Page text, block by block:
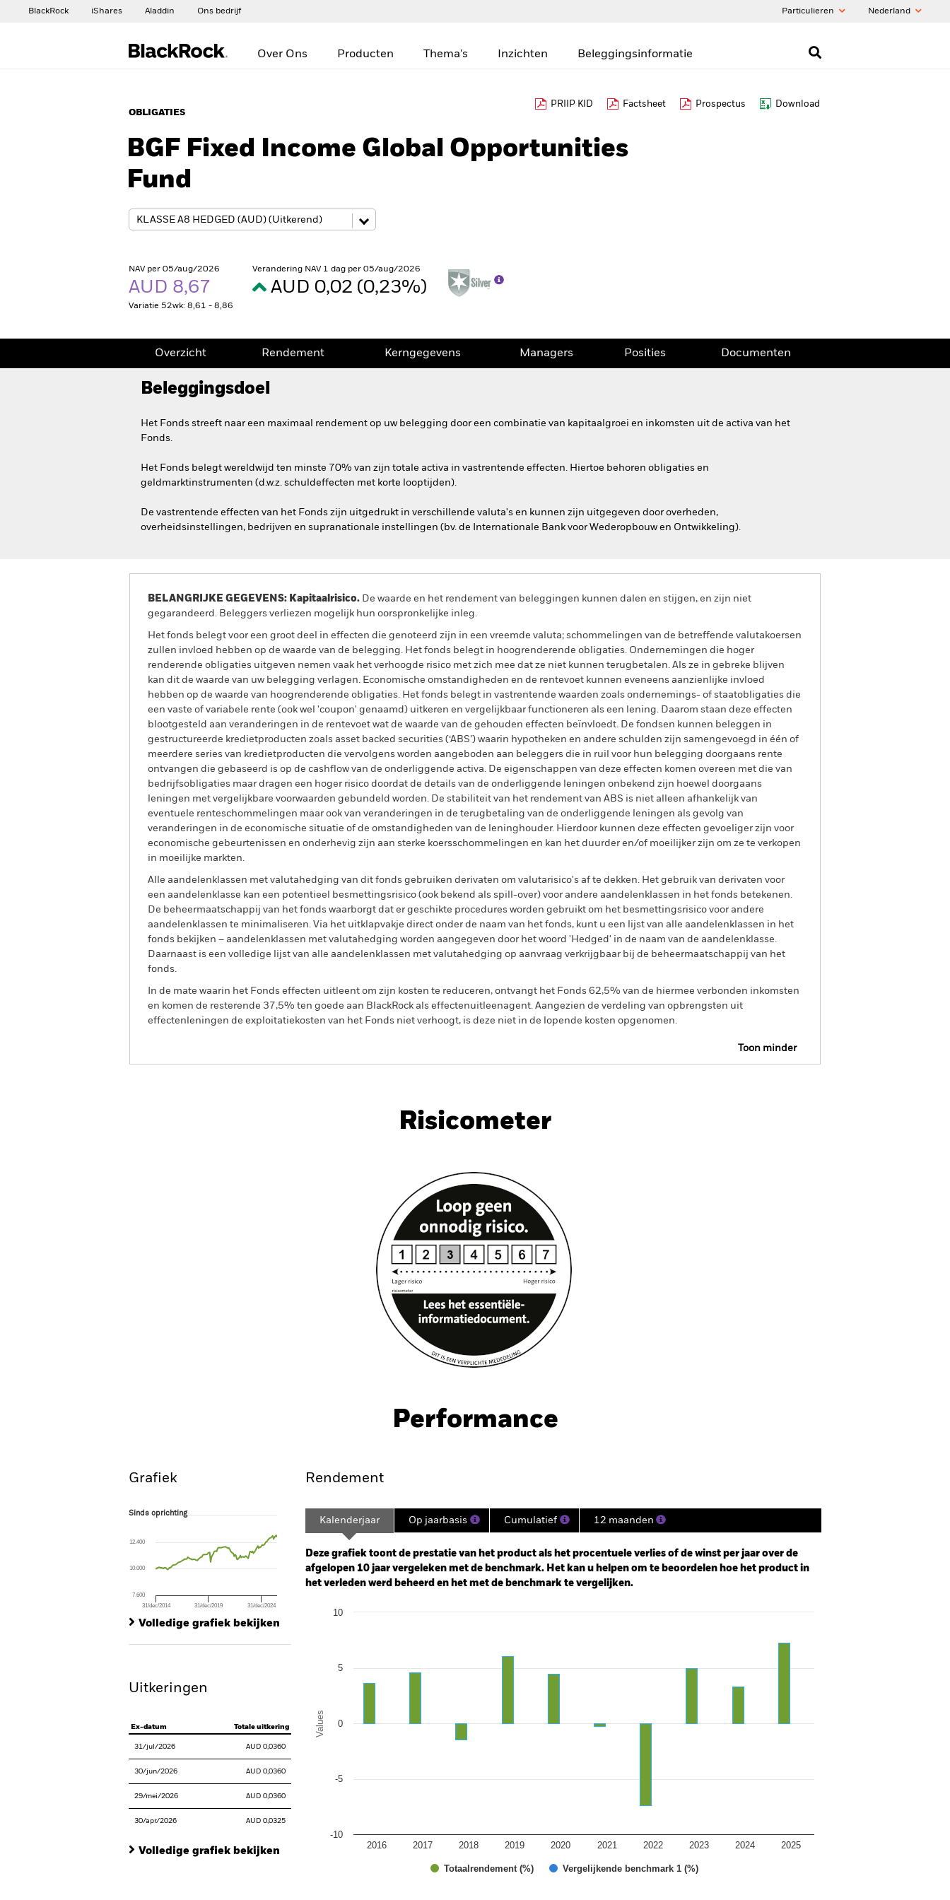
BlackRock iShares Aladdin Ons bedrijf Particulieren Nederland
Over Ons Producten Thema's Inzichten Beleggingsinformatie
OBLIGATIES
PRIIP KID Factsheet Prospectus Download
BGF Fixed Income Global Opportunities
Fund
NAV per 05/aug/2026
AUD 8,67
Variatie 52wk: 8,61 - 8,86
Verandering NAV 1 dag per 05/aug/2026
AUD 0,02 (0,23%)
Overzicht Rendement Kerngegevens Managers Posities Documenten
Beleggingsdoel
Het Fonds streeft naar een maximaal rendement op uw belegging door een combinatie van kapitaalgroei en inkomsten uit de activa van het
Fonds.
Het Fonds belegt wereldwijd ten minste 70% van zijn totale activa in vastrentende effecten. Hiertoe behoren obligaties en
geldmarktinstrumenten (d.w.z. schuldeffecten met korte looptijden).
De vastrentende effecten van het Fonds zijn uitgedrukt in verschillende valuta's en kunnen zijn uitgegeven door overheden,
overheidsinstellingen, bedrijven en supranationale instellingen (bv. de Internationale Bank voor Wederopbouw en Ontwikkeling).
BELANGRIJKE GEGEVENS: Kapitaalrisico. De waarde en het rendement van beleggingen kunnen dalen en stijgen, en zijn niet
gegarandeerd. Beleggers verliezen mogelijk hun oorspronkelijke inleg.
Het fonds belegt voor een groot deel in effecten die genoteerd zijn in een vreemde valuta; schommelingen van de betreffende valutakoersen
zullen invloed hebben op de waarde van de belegging. Het fonds belegt in hoogrenderende obligaties. Ondernemingen die hoger
renderende obligaties uitgeven nemen vaak het verhoogde risico met zich mee dat ze niet kunnen terugbetalen. Als ze in gebreke blijven
kan dit de waarde van uw belegging verlagen. Economische omstandigheden en de rentevoet kunnen eveneens aanzienlijke invloed
hebben op de waarde van hoogrenderende obligaties. Het fonds belegt in vastrentende waarden zoals ondernemings- of staatobligaties die
een vaste of variabele rente (ook wel 'coupon' genaamd) uitkeren en vergelijkbaar functioneren als een lening. Daarom staan deze effecten
blootgesteld aan veranderingen in de rentevoet wat de waarde van de gehouden effecten beïnvloedt. De fondsen kunnen beleggen in
gestructureerde kredietproducten zoals asset backed securities (‘ABS’) waarin hypotheken en andere schulden zijn samengevoegd in één of
meerdere series van kredietproducten die vervolgens worden aangeboden aan beleggers die in ruil voor hun belegging doorgaans rente
ontvangen die gebaseerd is op de cashflow van de onderliggende activa. De eigenschappen van deze effecten komen overeen met die van
bedrijfsobligaties maar dragen een hoger risico doordat de details van de onderliggende leningen onbekend zijn hoewel doorgaans
leningen met vergelijkbare voorwaarden gebundeld worden. De stabiliteit van het rendement van ABS is niet alleen afhankelijk van
eventuele renteschommelingen maar ook van veranderingen in de terugbetaling van de onderliggende leningen als gevolg van
veranderingen in de economische situatie of de omstandigheden van de leninghouder. Hierdoor kunnen deze effecten gevoeliger zijn voor
economische gebeurtenissen en onderhevig zijn aan sterke koersschommelingen en kan het duurder en/of moeilijker zijn om ze te verkopen
in moeilijke markten.
Alle aandelenklassen met valutahedging van dit fonds gebruiken derivaten om valutarisico's af te dekken. Het gebruik van derivaten voor
een aandelenklasse kan een potentieel besmettingsrisico (ook bekend als spill-over) voor andere aandelenklassen in het fonds betekenen.
De beheermaatschappij van het fonds waarborgt dat er geschikte procedures worden gebruikt om het besmettingsrisico voor andere
aandelenklassen te minimaliseren. Via het uitklapvakje direct onder de naam van het fonds, kunt u een lijst van alle aandelenklassen in het
fonds bekijken – aandelenklassen met valutahedging worden aangegeven door het woord 'Hedged' in de naam van de aandelenklasse.
Daarnaast is een volledige lijst van alle aandelenklassen met valutahedging op aanvraag verkrijgbaar bij de beheermaatschappij van het
fonds.
In de mate waarin het Fonds effecten uitleent om zijn kosten te reduceren, ontvangt het Fonds 62,5% van de hiermee verbonden inkomsten
en komen de resterende 37,5% ten goede aan BlackRock als effectenuitleenagent. Aangezien de verdeling van opbrengsten uit
effectenleningen de exploitatiekosten van het Fonds niet verhoogt, is deze niet in de lopende kosten opgenomen.
Toon minder
Kerngegevens Managers
Risicometer
Performance
Grafiek
Sinds oprichting
The chart has 1 X axis displaying Time. Range: 2014-12-01 00:00:00 to 2026-07-31 00:00:00.
The chart has 1 Y axis displaying values. Range: -24 to 48.
Sinds oprichting
31/dec/2014 31/dec/2019 31/dec/2024
7.600
10.000
12.400
Volledige grafiek bekijken
Uitkeringen
Ex-datum Totale uitkering
31/jul/2026 AUD 0,0360
30/jun/2026 AUD 0,0360
29/mei/2026 AUD 0,0360
30/apr/2026 AUD 0,0325
Volledige grafiek bekijken
Rendement
Kalenderjaar Op jaarbasis Cumulatief 12 maanden
Deze grafiek toont de prestatie van het product als het procentuele verlies of de winst per jaar over de
afgelopen 10 jaar vergeleken met de benchmark. Het kan u helpen om te beoordelen hoe het product in
het verleden werd beheerd en het met de benchmark te vergelijken.
Bar chart with 2 data series.
Values
Totaalrendement (%) Vergelijkende benchmark 1 (%)
2016 2017 2018 2019 2020 2021 2022 2023 2024 2025
-10
-5
0
5
10